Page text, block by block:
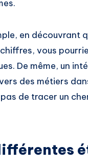
en découvrant
vous
De même, un
des métiers
pas de tracer un